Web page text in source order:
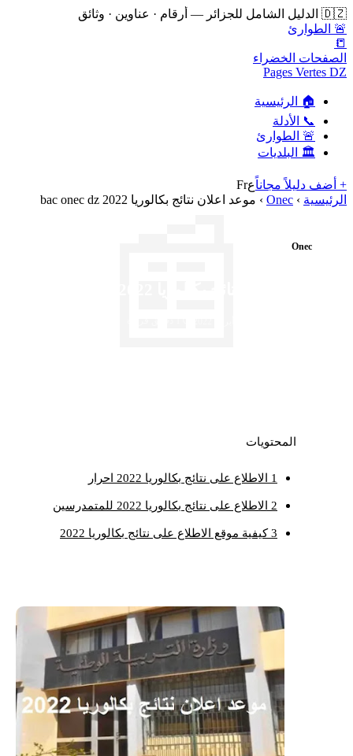
🇩🇿 الدليل الشامل للجزائر — أرقام · عناوين · وثائق
🚨 الطوارئ
📒
الصفحات الخضراء
Pages Vertes DZ
🏠 الرئيسية
📞 الأدلة
🚨 الطوارئ
🏛️ البلديات
+ أضف دليلاً مجاناًعFr
الرئيسية ›
Onec
› موعد اعلان نتائج بكالوريا 2022 bac onec dz
Onec
المحتويات
1 الاطلاع على نتائج بكالوريا 2022 احرار
2 الاطلاع على نتائج بكالوريا 2022 للمتمدرسين
3كيفية موقع الاطلاع على نتائج بكالوريا 2022